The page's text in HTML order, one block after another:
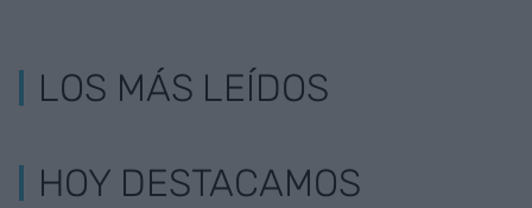
LOS MÁS LEÍDOS
HOY DESTACAMOS